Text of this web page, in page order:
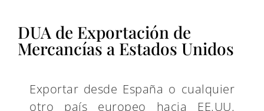
DUA de Exportación de
Mercancías a Estados Unidos
Exportar desde España o cualquier
otro país europeo hacia EE.UU.